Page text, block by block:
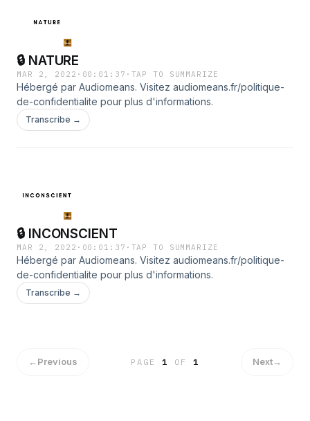
🔒 NATURE
MAR 2, 2022 · 00:01:37 · TAP TO SUMMARIZE
Hébergé par Audiomeans. Visitez audiomeans.fr/politique-
de-confidentialite pour plus d'informations.
Transcribe →
🔒 INCONSCIENT
MAR 2, 2022 · 00:01:37 · TAP TO SUMMARIZE
Hébergé par Audiomeans. Visitez audiomeans.fr/politique-
de-confidentialite pour plus d'informations.
Transcribe →
←Previous PAGE1 OF 1 Next→